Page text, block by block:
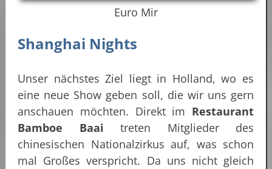
Euro Mir
Shanghai Nights
Unser nächstes Ziel liegt in Holland, wo es
eine neue Show geben soll, die wir uns gern
anschauen möchten. Direkt im Restaurant
Bamboe Baai treten Mitglieder des
chinesischen Nationalzirkus auf, was schon
mal Großes verspricht. Da uns nicht gleich